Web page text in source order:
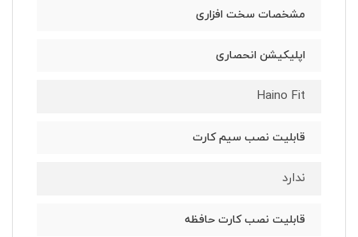
مشخصات سخت افزاری
اپلیکیشن انحصاری
Haino Fit
قابلیت نصب سیم کارت
ندارد
قابلیت نصب کارت حافظه